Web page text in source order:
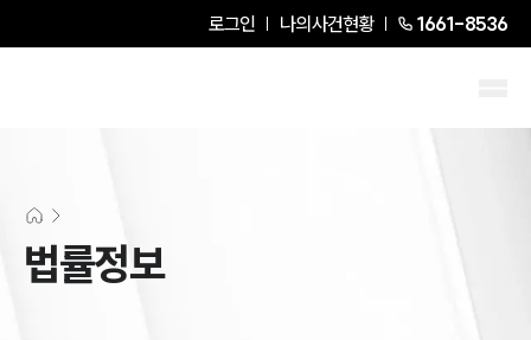
로그인 나의사건현황 1661-8536
법률정보